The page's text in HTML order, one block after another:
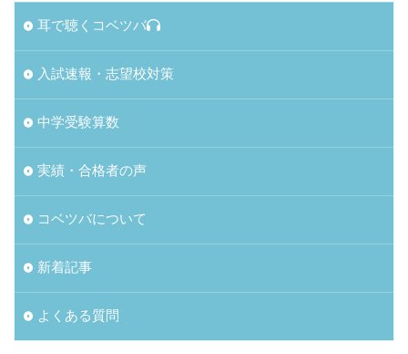
耳で聴くコベツバ
入試速報・志望校対策
中学受験算数
実績・合格者の声
コベツバについて
新着記事
よくある質問